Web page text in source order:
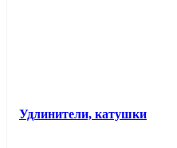
Удлинители, катушки